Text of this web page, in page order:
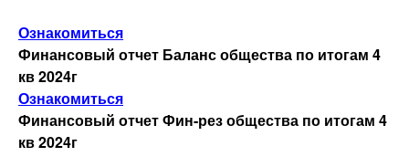
Аффилированные лица
Проспекты эмиссии ценных бумаг
Ознакомиться
Финансовый отчет Баланс общества по итогам 4
кв 2024г
Ознакомиться
Финансовый отчет Фин-рез общества по итогам 4
кв 2024г